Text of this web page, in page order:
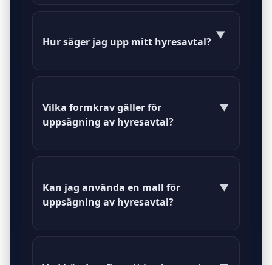
eller hyresvärd avslutar ett
Hur säger jag upp mitt hyresavtal?
▼
uppsägning till din hyresvärd.
Vilka formkrav gäller för
uppsägning av hyresavtal?
▼
hyresgästens och hyresvärdens
Kan jag använda en mall för
uppsägning av hyresavtal?
▼